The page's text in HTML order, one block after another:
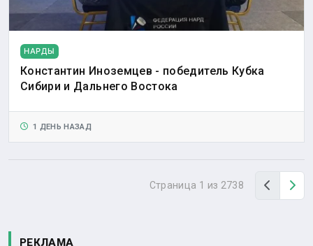
НАРДЫ
Константин Иноземцев - победитель Кубка
Сибири и Дальнего Востока
1 ДЕНЬ НАЗАД
Страница 1 из 2738 Назад
РЕКЛАМА